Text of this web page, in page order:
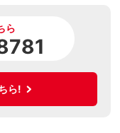
ら
ら!